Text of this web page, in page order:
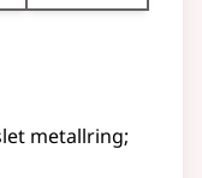
metallring;